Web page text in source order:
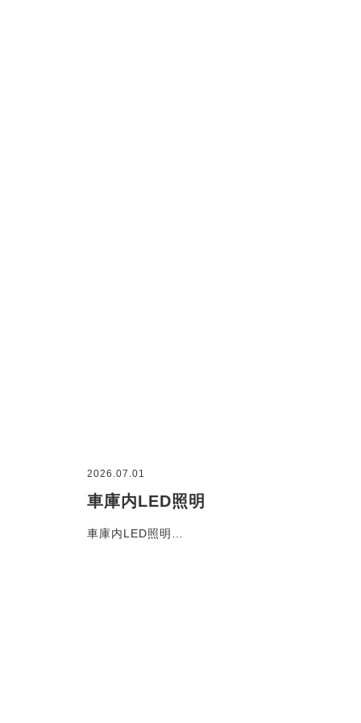
2026.07.01
車庫内LED照明
車庫内LED照明…